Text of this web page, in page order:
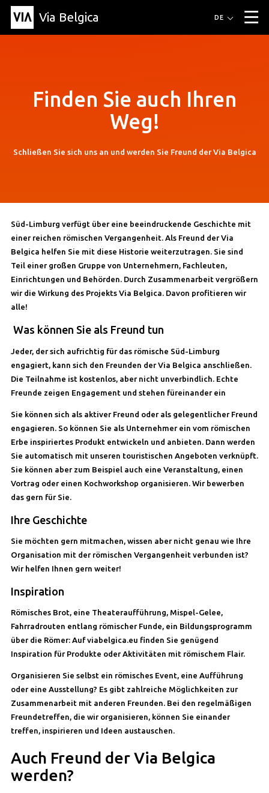
Via Belgica ▼
Artikel
Bildung
Rezept
Freunde
Über Via Belgica
Über Via Belgica
Forschung
Ausbildung
Freunde
Der Reiseführer
Organisation
Kontakt
Presse
Gemeinden
DE
Finden Sie auch Ihren
Weg!
Schließen Sie sich uns an und werden Sie Freund der Via Belgica
Süd-Limburg verfügt über eine beeindruckende Geschichte mit
einer reichen römischen Vergangenheit. Als Freund der Via
Belgica helfen Sie mit diese Historie weiterzutragen. Sie sind
Teil einer großen Gruppe von Unternehmern, Fachleuten,
Einrichtungen und Behörden. Durch Zusammenarbeit vergrößern
wir die Wirkung des Projekts Via Belgica. Davon profitieren wir
alle!
Was können Sie als Freund tun
Jeder, der sich aufrichtig für das römische Süd-Limburg
engagiert, kann sich den Freunden der Via Belgica anschließen.
Die Teilnahme ist kostenlos, aber nicht unverbindlich. Echte
Freunde zeigen Engagement und stehen füreinander ein
Sie können sich als aktiver Freund oder als gelegentlicher Freund
engagieren. So können Sie als Unternehmer ein vom römischen
Erbe inspiriertes Produkt entwickeln und anbieten. Dann werden
Sie automatisch mit unseren touristischen Angeboten verknüpft.
Sie können aber zum Beispiel auch eine Veranstaltung, einen
Vortrag oder einen Kochworkshop organisieren. Wir bewerben
das gern für Sie.
Ihre Geschichte
Sie möchten gern mitmachen, wissen aber nicht genau wie Ihre
Organisation mit der römischen Vergangenheit verbunden ist?
Wir helfen Ihnen gern weiter!
Inspiration
Römisches Brot, eine Theateraufführung, Mispel-Gelee,
Fahrradrouten entlang römischer Funde, ein Bildungsprogramm
über die Römer: Auf viabelgica.eu finden Sie genügend
Inspiration für Produkte oder Aktivitäten mit römischem Flair.
Organisieren Sie selbst ein römisches Event, eine Aufführung
oder eine Ausstellung? Es gibt zahlreiche Möglichkeiten zur
Zusammenarbeit mit anderen Freunden. Bei den regelmäßigen
Freundetreffen, die wir organisieren, können Sie einander
treffen, inspirieren und Ideen austauschen.
Auch Freund der Via Belgica
werden?